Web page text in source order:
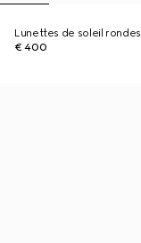
Lunettes de soleil rondes
€ 400